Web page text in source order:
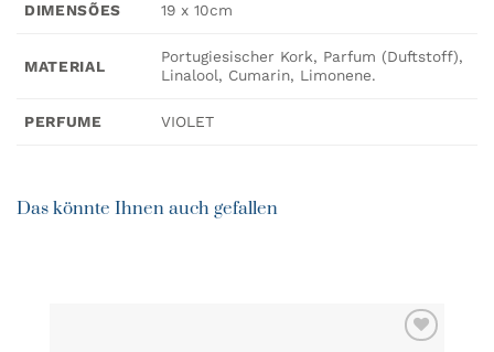
DIMENSÕES 19 x 10cm
MATERIAL
Portugiesischer Kork, Parfum (Duftstoff),
Linalool, Cumarin, Limonene.
PERFUME VIOLET
Das könnte Ihnen auch gefallen